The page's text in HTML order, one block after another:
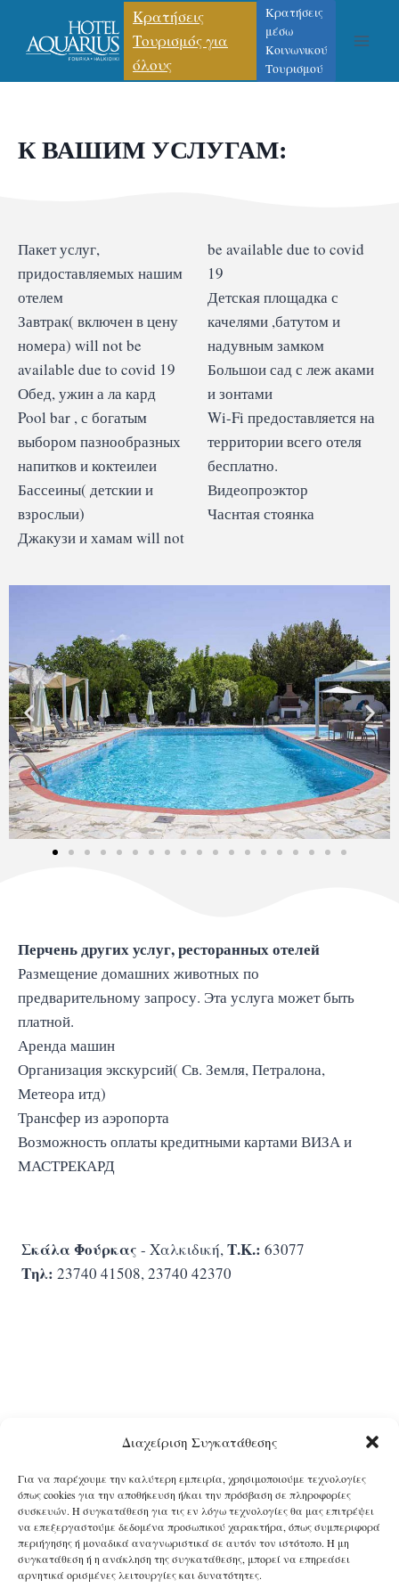
Διαχείριση Συγκατάθεσης
Για να παρέχουμε την καλύτερη εμπειρία, χρησιμοποιούμε τεχνολογίες
όπως cookies για την αποθήκευση ή/και την πρόσβαση σε πληροφορίες
συσκευών. Η συγκατάθεση για τις εν λόγω τεχνολογίες θα μας επιτρέψει
να επεξεργαστούμε δεδομένα προσωπικού χαρακτήρα, όπως συμπεριφορά
περιήγησης ή μοναδικά αναγνωριστικά σε αυτόν τον ιστότοπο. Η μη
συγκατάθεση ή η ανάκληση της συγκατάθεσης, μπορεί να επηρεάσει
αρνητικά ορισμένες λειτουργίες και δυνατότητες.
Κρατήσεις
Τουρισμός για
όλους
Κρατήσεις
μέσω
Κοινωνικού
Τουρισμού
К ВАШИМ УСЛУГАМ:​
Пакет услуг,
придоставляемых нашим
отелем
Завтрак( включен в цену
номера) will not be
available due to covid 19
Обед, ужин а ла кард
Pool bar , с богатым
выбором пазнообразных
напитков и коктеилеи
Бассеины( детскии и
взрослыи)
Джакузи и хамам will not
be available due to covid
19
Детская площадка с
качелями ,батутом и
надувным замком
Большои сад с леж аками
и зонтами
Wi-Fi предоставляется на
территории всего отеля
бесплатно.
Видеопроэктор
Часнтая стоянка
Перчень других услуг, ресторанных отелей
Размещение домашних животных по
предварительному запросу. Эта услуга может быть
платной.
Аренда машин
Организация экскурсий( Св. Земля, Петралона,
Метеора итд)
Трансфер из аэропорта
Возможность оплаты кредитными картами ВИЗА и
МАСТРЕКАРД
Σκάλα Φούρκας - Χαλκιδική,Τ.Κ.: 63077
Τηλ: 23740 41508, 23740 42370
Дома Контакт Номера Услуги Фотографии